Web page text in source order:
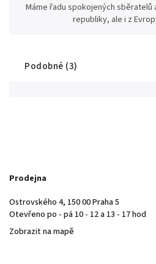
Máme řadu spokojených sběratelů
republiky, ale i z
Podobné (3)
Prodejna
Ostrovského 4, 150 00 Praha 5
Otevřeno po - pá 10 - 12 a 13 - 17 hod
Zobrazit na mapě